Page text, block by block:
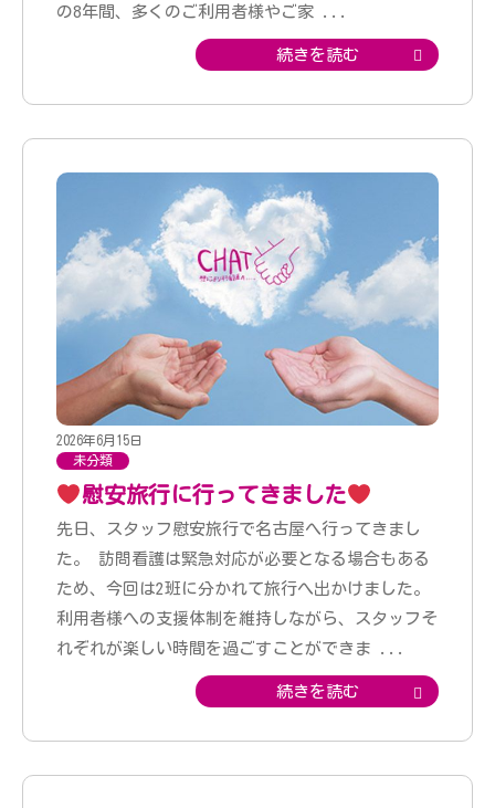
の8年間、多くのご利用者様やご家
続きを読む
2026年6月15日
未分類
慰安旅行に行ってきました
先日、スタッフ慰安旅行で名古屋へ行ってきまし
た。 訪問看護は緊急対応が必要となる場合もある
ため、今回は2班に分かれて旅行へ出かけました。
利用者様への支援体制を維持しながら、スタッフそ
れぞれが楽しい時間を過ごすことができま ...
続きを読む